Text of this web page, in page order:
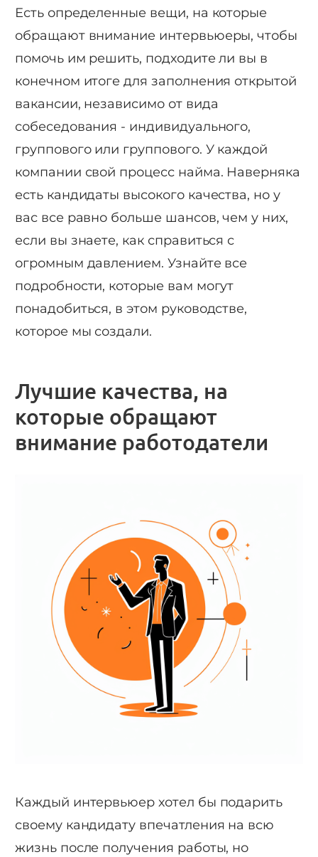
Есть определенные вещи, на которые
обращают внимание интервьюеры, чтобы
помочь им решить, подходите ли вы в
конечном итоге для заполнения открытой
вакансии, независимо от вида
собеседования - индивидуального,
группового или группового. У каждой
компании свой процесс найма. Наверняка
есть кандидаты высокого качества, но у
вас все равно больше шансов, чем у них,
если вы знаете, как справиться с
огромным давлением. Узнайте все
подробности, которые вам могут
понадобиться, в этом руководстве,
которое мы создали.
Лучшие качества, на
которые обращают
внимание работодатели
Каждый интервьюер хотел бы подарить
своему кандидату впечатления на всю
жизнь после получения работы, но